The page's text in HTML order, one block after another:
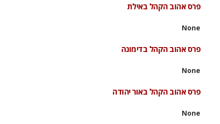
פרס אהוב הקהל באילת
None
פרס אהוב הקהל בדימונה
None
פרס אהוב הקהל באור יהודה
None